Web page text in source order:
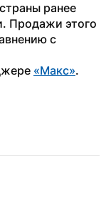
Продажи этого
с
«Макс».